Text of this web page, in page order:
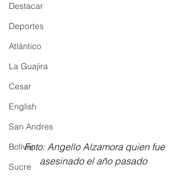
Destacar
Deportes
Atlántico
La Guajira
Cesar
English
San Andres
Bolívar
Sucre
Foto: Angello Alzamora quien fue
asesinado el año pasado